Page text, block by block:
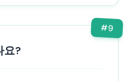
#9
요?